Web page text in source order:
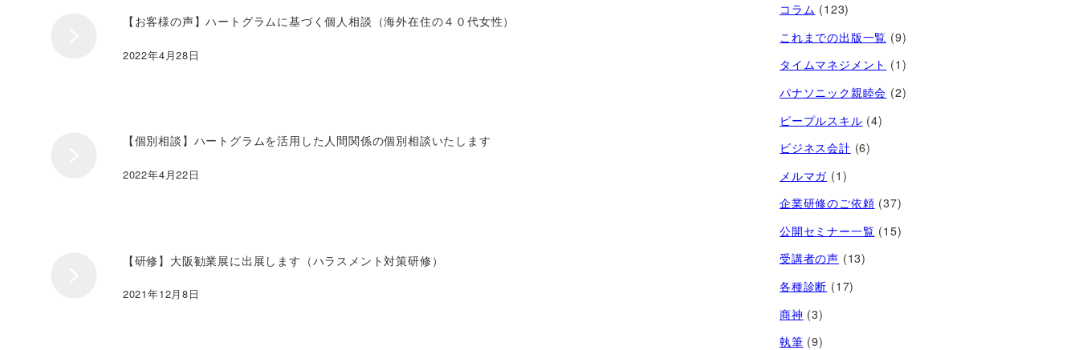
【お客様の声】ハートグラムに基づく個人相談（海外在住の４０代女性）
2022年4月28日
【個別相談】ハートグラムを活用した人間関係の個別相談いたします
2022年4月22日
【研修】大阪勧業展に出展します（ハラスメント対策研修）
2021年12月8日
コラム (123)
これまでの出版一覧 (9)
タイムマネジメント (1)
パナソニック親睦会 (2)
ピープルスキル (4)
ビジネス会計 (6)
メルマガ (1)
企業研修のご依頼 (37)
公開セミナー一覧 (15)
受講者の声 (13)
各種診断 (17)
商神 (3)
執筆 (9)